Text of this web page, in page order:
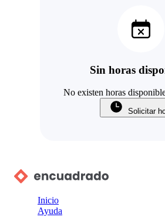
Sin horas
No existen horas
Solicitar
Inicio
Ayuda